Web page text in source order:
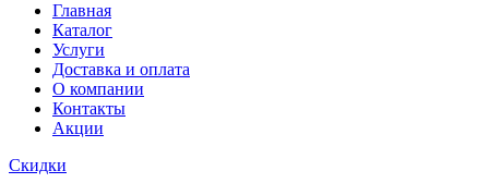
Главная
Каталог
Услуги
Доставка и оплата
О компании
Контакты
Акции
Скидки